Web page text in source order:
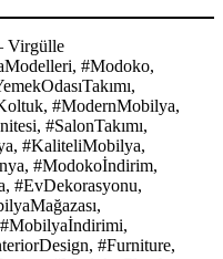
Virgülle
#Modoko,
#ModernMobilya,
#SalonTakımı,
#KaliteliMobilya,
#Modokoİndirim,
#EvDekorasyonu,
#Furniture,